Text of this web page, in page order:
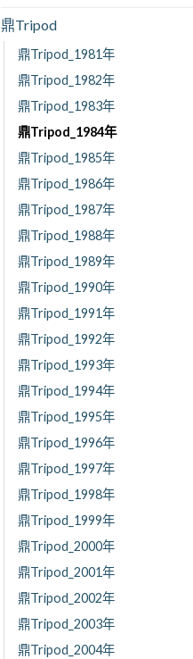
鼎Tripod
鼎Tripod_1981年
鼎Tripod_1982年
鼎Tripod_1983年
鼎Tripod_1984年
鼎Tripod_1985年
鼎Tripod_1986年
鼎Tripod_1987年
鼎Tripod_1988年
鼎Tripod_1989年
鼎Tripod_1990年
鼎Tripod_1991年
鼎Tripod_1992年
鼎Tripod_1993年
鼎Tripod_1994年
鼎Tripod_1995年
鼎Tripod_1996年
鼎Tripod_1997年
鼎Tripod_1998年
鼎Tripod_1999年
鼎Tripod_2000年
鼎Tripod_2001年
鼎Tripod_2002年
鼎Tripod_2003年
鼎Tripod_2004年